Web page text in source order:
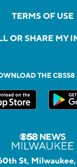
TERMS OF USE
OR SHARE MY
THE CBS58
St,